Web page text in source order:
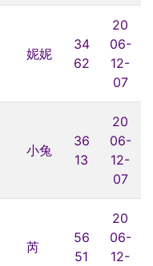
妮妮
34
62
20
06-
12-
07
小兔
36
13
20
06-
12-
07
芮
56
51
20
06-
12-